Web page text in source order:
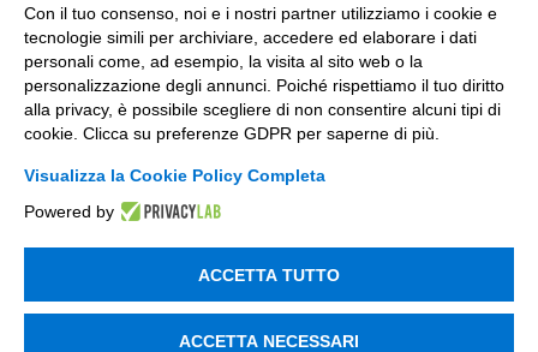
Contacts
info@tinextainnovationhub.com
+39 0522 733711
Sede Legale: Corso Mazzini, 11 42015 Correggio (RE)
Società Trasparente
Con il tuo consenso, noi e i nostri partner utilizziamo i cookie e
tecnologie simili per archiviare, accedere ed elaborare i dati
personali come, ad esempio, la visita al sito web o la
personalizzazione degli annunci. Poiché rispettiamo il tuo diritto
alla privacy, è possibile scegliere di non consentire alcuni tipi di
cookie. Clicca su preferenze GDPR per saperne di più.
Visualizza la Cookie Policy Completa
Powered by
ACCETTA TUTTO
ACCETTA NECESSARI